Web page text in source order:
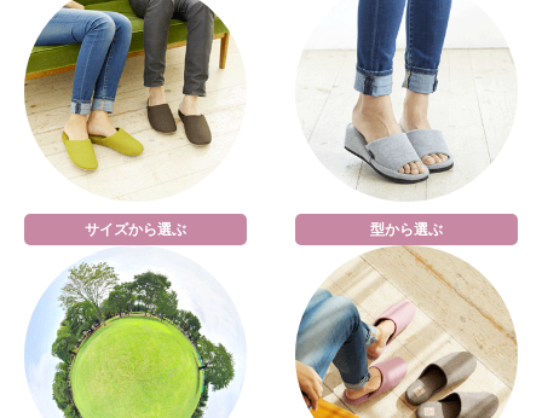
サイズから選ぶ 型から選ぶ